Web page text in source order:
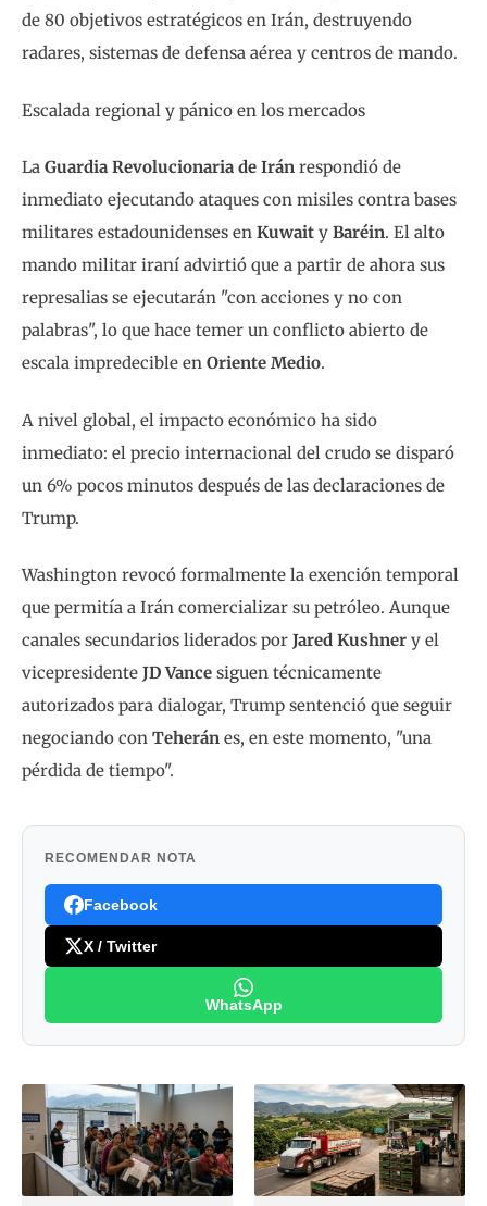
de 80 objetivos estratégicos en Irán, destruyendo
radares, sistemas de defensa aérea y centros de mando.
Escalada regional y pánico en los mercados
La Guardia Revolucionaria de Irán respondió de
inmediato ejecutando ataques con misiles contra bases
militares estadounidenses en Kuwait y Baréin. El alto
mando militar iraní advirtió que a partir de ahora sus
represalias se ejecutarán "con acciones y no con
palabras", lo que hace temer un conflicto abierto de
escala impredecible en Oriente Medio.
A nivel global, el impacto económico ha sido
inmediato: el precio internacional del crudo se disparó
un 6% pocos minutos después de las declaraciones de
Trump.
Washington revocó formalmente la exención temporal
que permitía a Irán comercializar su petróleo. Aunque
canales secundarios liderados por Jared Kushner y el
vicepresidente JD Vance siguen técnicamente
autorizados para dialogar, Trump sentenció que seguir
negociando con Teherán es, en este momento, "una
pérdida de tiempo".
RECOMENDAR NOTA
Facebook
X / Twitter
WhatsApp